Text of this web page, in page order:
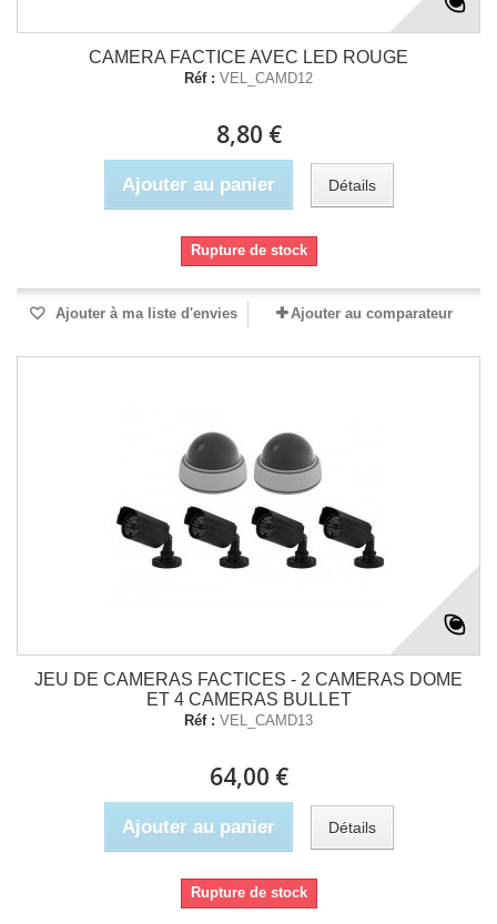
CAMERA FACTICE AVEC LED ROUGE
Réf : VEL_CAMD12
8,80 €
Ajouter au panier Détails
Rupture de stock
Ajouter à ma liste d'envies Ajouter au comparateur
JEU DE CAMERAS FACTICES - 2 CAMERAS DOME
ET 4 CAMERAS BULLET
Réf : VEL_CAMD13
64,00 €
Ajouter au panier Détails
Rupture de stock